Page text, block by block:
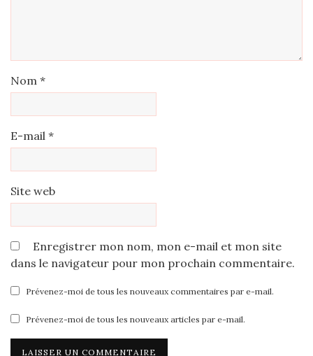
Nom *
E-mail *
Site web
Enregistrer mon nom, mon e-mail et mon site
dans le navigateur pour mon prochain commentaire.
Prévenez-moi de tous les nouveaux commentaires par e-mail.
Prévenez-moi de tous les nouveaux articles par e-mail.